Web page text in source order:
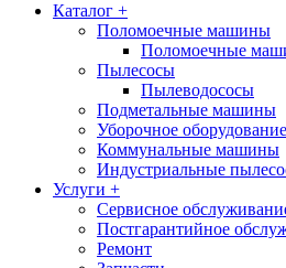
Каталог +
Поломоечные машины
Поломоечные
Пылесосы
Пылеводососы
Подметальные машины
Уборочное оборудование
Коммунальные машины
Индустриальные
Услуги +
Сервисное
Постгарантийное
Ремонт